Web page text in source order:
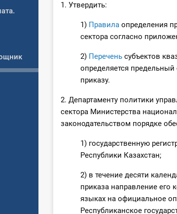
1. Утвердить:
1) Правила определения
сектора согласно
2) Перечень субъектов
определяется
приказу.
2. Департаменту политики
сектора Министерства
законодательством порядке
1) государственную
Республики Казахстан;
2) в течение десяти
приказа направление его
языках на официальное
Республиканское